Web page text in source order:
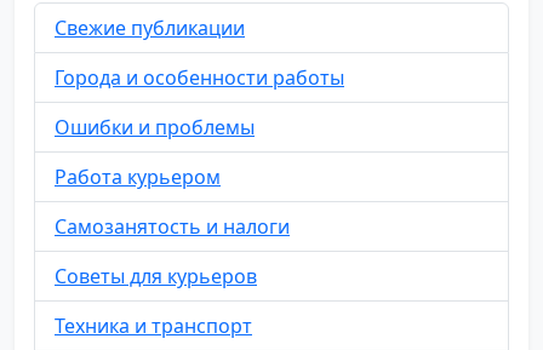
Свежие публикации
Города и особенности работы
Ошибки и проблемы
Работа курьером
Самозанятость и налоги
Советы для курьеров
Техника и транспорт